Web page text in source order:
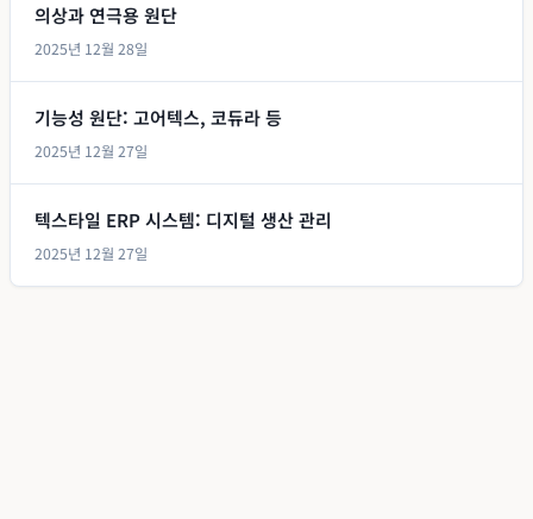
의상과 연극용 원단
2025년 12월 28일
기능성 원단: 고어텍스, 코듀라 등
2025년 12월 27일
텍스타일 ERP 시스템: 디지털 생산 관리
2025년 12월 27일